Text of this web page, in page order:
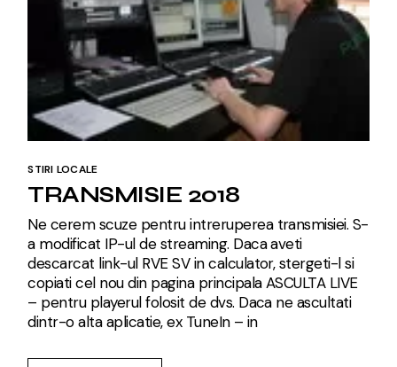
STIRI LOCALE
TRANSMISIE 2018
Ne cerem scuze pentru intreruperea transmisiei. S-
a modificat IP-ul de streaming. Daca aveti
descarcat link-ul RVE SV in calculator, stergeti-l si
copiati cel nou din pagina principala ASCULTA LIVE
– pentru playerul folosit de dvs. Daca ne ascultati
dintr-o alta aplicatie, ex TuneIn – in